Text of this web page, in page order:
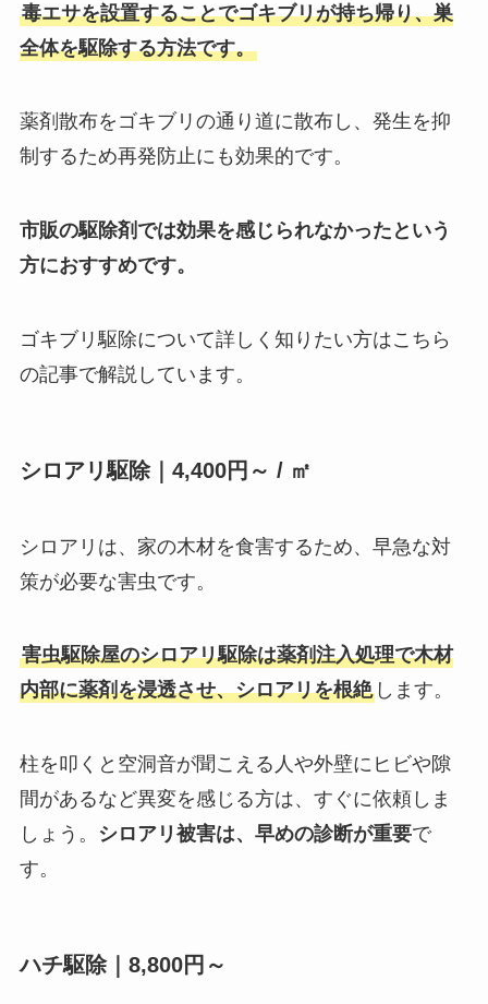
毒エサを設置することでゴキブリが持ち帰り、巣
全体を駆除する方法です。
薬剤散布をゴキブリの通り道に散布し、発生を抑
制するため再発防止にも効果的です。
市販の駆除剤では効果を感じられなかったという
方におすすめです。
ゴキブリ駆除について詳しく知りたい方はこちら
の記事で解説しています。
シロアリ駆除｜4,400円～ / ㎡
シロアリは、家の木材を食害するため、早急な対
策が必要な害虫です。
害虫駆除屋のシロアリ駆除は薬剤注入処理で木材
内部に薬剤を浸透させ、シロアリを根絶します。
柱を叩くと空洞音が聞こえる人や外壁にヒビや隙
間があるなど異変を感じる方は、すぐに依頼しま
しょう。
シロアリ被害は、早めの診断が重要で
す。
ハチ駆除｜8,800円～